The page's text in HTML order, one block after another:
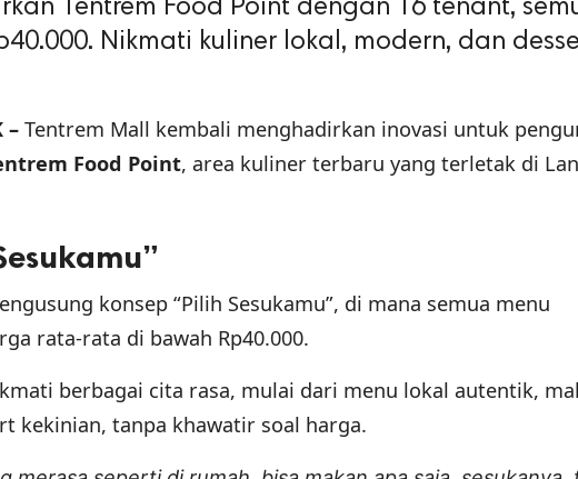
Tentrem Food Point dengan 16 tenant,
Nikmati kuliner lokal, modern, dan
– Tentrem Mall kembali menghadirkan inovasi untuk
Food Point, area kuliner terbaru yang terletak di
konsep “Pilih Sesukamu”, di mana semua menu
rata-rata di bawah Rp40.000.
berbagai cita rasa, mulai dari menu lokal autentik,
kekinian, tanpa khawatir soal harga.